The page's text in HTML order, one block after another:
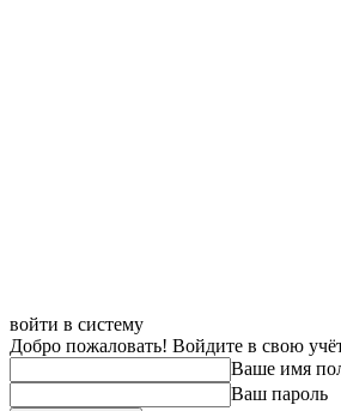
войти в систему
Добро пожаловать! Войдите в свою
Ваше имя
Ваш пароль